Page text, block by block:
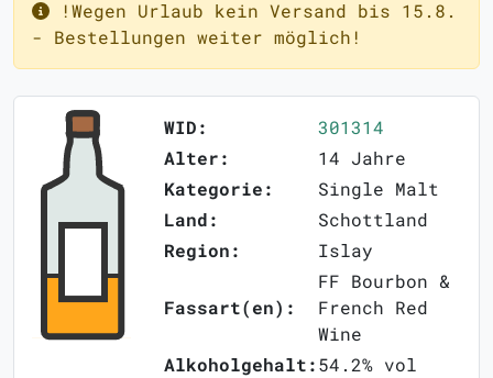
!Wegen Urlaub kein Versand bis 15.8.
- Bestellungen weiter möglich!
WID:
301314
Alter:
14 Jahre
Kategorie:
Single Malt
Land:
Schottland
Region:
Islay
Fassart(en):
FF Bourbon &
French Red
Wine
Alkoholgehalt:54.2% vol